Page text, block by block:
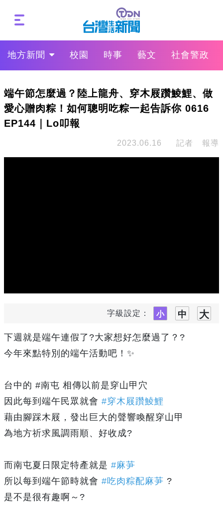
地方新聞 校園 時事 藝文 社會警政
端午節怎麼過？陸上龍舟、穿木屐躦鯪鯉、做
愛心贈肉粽！如何聰明吃粽一起告訴你 0616
EP144｜Lo叩報
2023.06.16 記者 報導
字級設定：
下週就是端午連假了?大家想好怎麼過了？?
今年來點特別的端午活動吧！✨
台中的 #南屯 相傳以前是穿山甲穴
因此每到端午民眾就會 #穿木屐躦鯪鯉
藉由腳踩木屐，發出巨大的聲響喚醒穿山甲
為地方祈求風調雨順、好收成?
而南屯夏日限定特產就是 #麻芛
所以每到端午節時就會 #吃肉粽配麻芛 ?
是不是很有趣啊～?